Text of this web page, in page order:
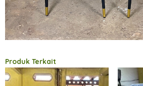
Produk Terkait